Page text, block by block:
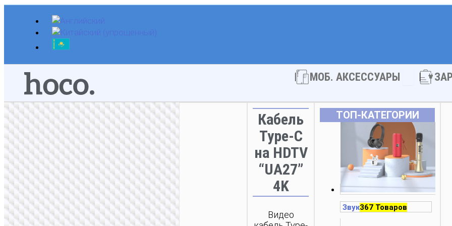
Перейти
содержимому
МОБ. АКСЕССУАРЫ Open МОБ.
Кабель
Type-C
на HDTV
“UA27”
4K
Видео
ТОП‑КАТЕГОРИИ
Звук367 Товаров